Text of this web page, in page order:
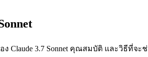
ง Claude 3.7 Sonnet คุณสมบัติ และวิธีที่